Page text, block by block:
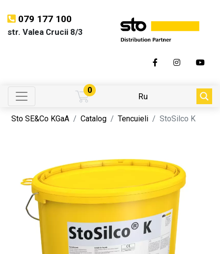
079 177 100
str. Valea Crucii 8/3
0
Ru
Sto SE&Co KGaA Catalog Tencuieli StoSilco K